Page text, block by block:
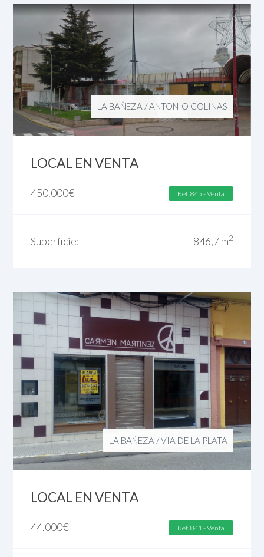
LA BAÑEZA /ANTONIO COLINAS
LOCAL EN VENTA
450.000€ Ref. 845 - Venta
Superficie: 846,7 m2
LA BAÑEZA /VIA DE LA PLATA
LOCAL EN VENTA
44.000€ Ref. 841 - Venta